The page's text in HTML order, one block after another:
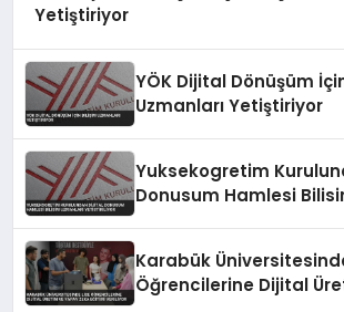
Yetiştiriyor
YÖK Dijital Dönüşüm
Uzmanları Yetiştiriyor
Yuksekogretim
Donusum Hamlesi
Karabük
Öğrencilerine Dijital